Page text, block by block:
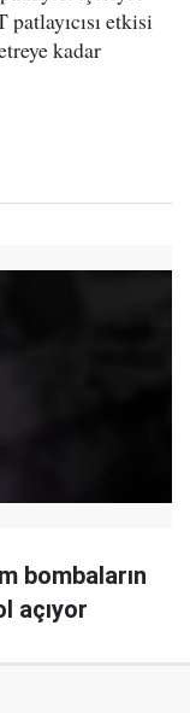
etkisi
kadar
bombaların
açıyor